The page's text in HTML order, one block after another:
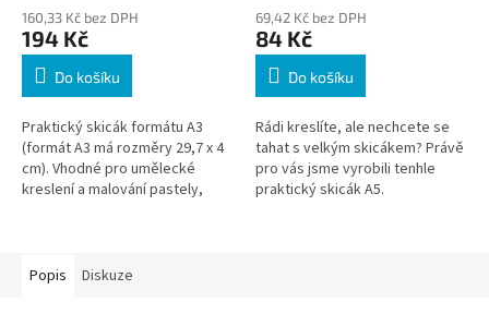
160,33 Kč bez DPH
194 Kč
Do košíku
Praktický skicák formátu A3
(formát A3 má rozměry 29,7 x 4
cm). Vhodné pro umělecké
kreslení a malování pastely,
69,42 Kč bez DPH
84 Kč
Do košíku
Rádi kreslíte, ale nechcete se
tahat s velkým skicákem? Právě
pro vás jsme vyrobili tenhle
praktický skicák A5.
Popis Diskuze